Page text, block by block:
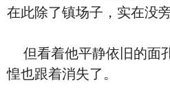
在此除了镇场子，实在没
但看着他平静依旧的面
惶也跟着消失了。